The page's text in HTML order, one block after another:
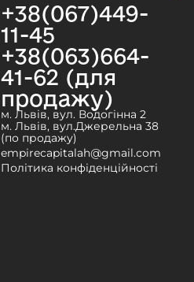
+38(067)449-
11-45
+38(063)664-
41-62 (для
продажу)
м. Львів, вул. Водогінна 2
м. Львів, вул.Джерельна 38
(по продажу)
empirecapitalah@gmail.com
Політика конфіденційності